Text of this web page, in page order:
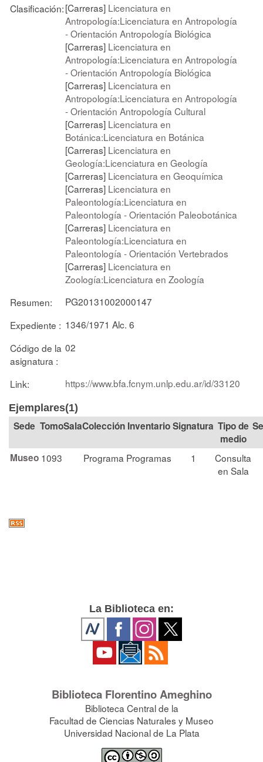
Clasificación:[Carreras] Licenciatura en
Antropología:Licenciatura en Antropología
- Orientación Antropología Biológica
[Carreras] Licenciatura en
Antropología:Licenciatura en Antropología
- Orientación Antropología Biológica
[Carreras] Licenciatura en
Antropología:Licenciatura en Antropología
- Orientación Antropología Cultural
[Carreras] Licenciatura en
Botánica:Licenciatura en Botánica
[Carreras] Licenciatura en
Geología:Licenciatura en Geología
[Carreras] Licenciatura en Geoquímica
[Carreras] Licenciatura en
Paleontología:Licenciatura en
Paleontología - Orientación Paleobotánica
[Carreras] Licenciatura en
Paleontología:Licenciatura en
Paleontología - Orientación Vertebrados
[Carreras] Licenciatura en
Zoología:Licenciatura en Zoología
Resumen:
PG20131002000147
Expediente : 1346/1971 Alc. 6
Código de la
asignatura :
02
Link: https://www.bfa.fcnym.unlp.edu.ar/id/33120
Ejemplares(1)
TomoSalaColección Signatura Tipo de
medio
Museo 1093 Programa Programas 1
Consulta
en Sala
La Biblioteca en:
Biblioteca Florentino Ameghino
Biblioteca Central de la
Facultad de Ciencias Naturales y Museo
Universidad Nacional de La Plata